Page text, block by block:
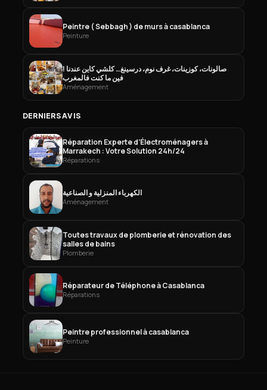
Peintre ( Sebbagh ) de murs à casablanca
Peinture
صالونات، كوزينات، غرف نوم، درسينغ… كلشي كاين عندنا !
فين ما كنت فالمغرب
Aménagement
DERNIERS AVIS
Réparation Experte d’Électroménagers à
Marrakech : Votre Solution 24h/24
Réparations
الكهرباء المنزلية و الصناعية
Aménagement
Toutes travaux de plomberie et rénovation des
salles de bains
Plomberie
Réparateur de Téléphone à Casablanca
Réparations
Peintre professionnel à casablanca
Peinture